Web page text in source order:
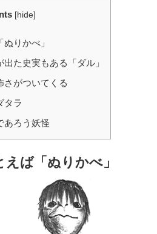
[hide]
りかべ」
た史実もある「ダル」
さがついてくる
タラ
あろう妖怪
ば「ぬりかべ」